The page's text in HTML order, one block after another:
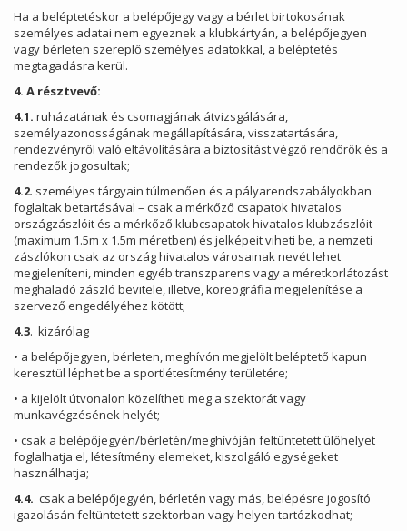
Ha a beléptetéskor a belépőjegy vagy a bérlet birtokosának
személyes adatai nem egyeznek a klubkártyán, a belépőjegyen
vagy bérleten szereplő személyes adatokkal, a beléptetés
megtagadásra kerül.
4. A résztvevő:
4.1. ruházatának és csomagjának átvizsgálására,
személyazonosságának megállapítására, visszatartására,
rendezvényről való eltávolítására a biztosítást végző rendőrök és a
rendezők jogosultak;
4.2. személyes tárgyain túlmenően és a pályarendszabályokban
foglaltak betartásával – csak a mérkőző csapatok hivatalos
országzászlóit és a mérkőző klubcsapatok hivatalos klubzászlóit
(maximum 1.5m x 1.5m méretben) és jelképeit viheti be, a nemzeti
zászlókon csak az ország hivatalos városainak nevét lehet
megjeleníteni, minden egyéb transzparens vagy a méretkorlátozást
meghaladó zászló bevitele, illetve, koreográfia megjelenítése a
szervező engedélyéhez kötött;
4.3. kizárólag
• a belépőjegyen, bérleten, meghívón megjelölt beléptető kapun
keresztül léphet be a sportlétesítmény területére;
• a kijelölt útvonalon közelítheti meg a szektorát vagy
munkavégzésének helyét;
• csak a belépőjegyén/bérletén/meghívóján feltüntetett ülőhelyet
foglalhatja el, létesítmény elemeket, kiszolgáló egységeket
használhatja;
4.4. csak a belépőjegyén, bérletén vagy más, belépésre jogosító
igazolásán feltüntetett szektorban vagy helyen tartózkodhat;